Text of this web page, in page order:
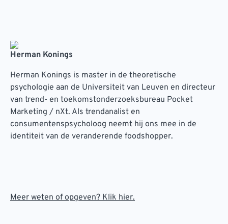
Herman Konings
Herman Konings is master in de theoretische
psychologie aan de Universiteit van Leuven en directeur
van trend- en toekomstonderzoeksbureau Pocket
Marketing / nXt. Als trendanalist en
consumentenspsycholoog neemt hij ons mee in de
identiteit van de veranderende foodshopper.
Meer weten of opgeven? Klik hier.